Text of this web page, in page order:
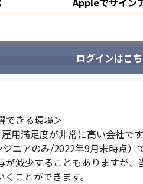
ログインはこ
できる環境＞
用満足度が非常に高い会社です
ニアのみ/2022年9月末時点）
が減少することもありますが
ことができます。